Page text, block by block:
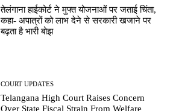
तेलंगाना हाईकोर्ट ने मुफ्त योजनाओं पर जताई चिंता,
कहा- अपात्रों को लाभ देने से सरकारी खजाने पर
बढ़ता है भारी बोझ
COURT UPDATES
Telangana High Court Raises Concern
Over State Fiscal Strain From Welfare